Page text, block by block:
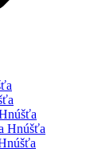
Hnúšťa